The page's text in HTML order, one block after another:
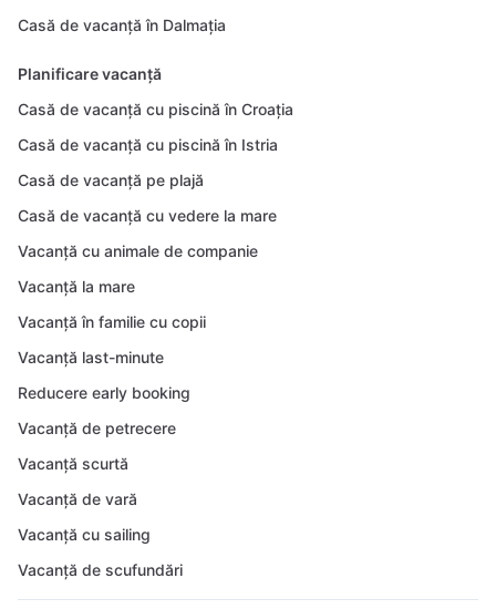
Casă de vacanță în Dalmația
Planificare vacanță
Casă de vacanță cu piscină în Croația
Casă de vacanță cu piscină în Istria
Casă de vacanță pe plajă
Casă de vacanță cu vedere la mare
Vacanță cu animale de companie
Vacanță la mare
Vacanță în familie cu copii
Vacanță last-minute
Reducere early booking
Vacanță de petrecere
Vacanță scurtă
Vacanță de vară
Vacanță cu sailing
Vacanță de scufundări